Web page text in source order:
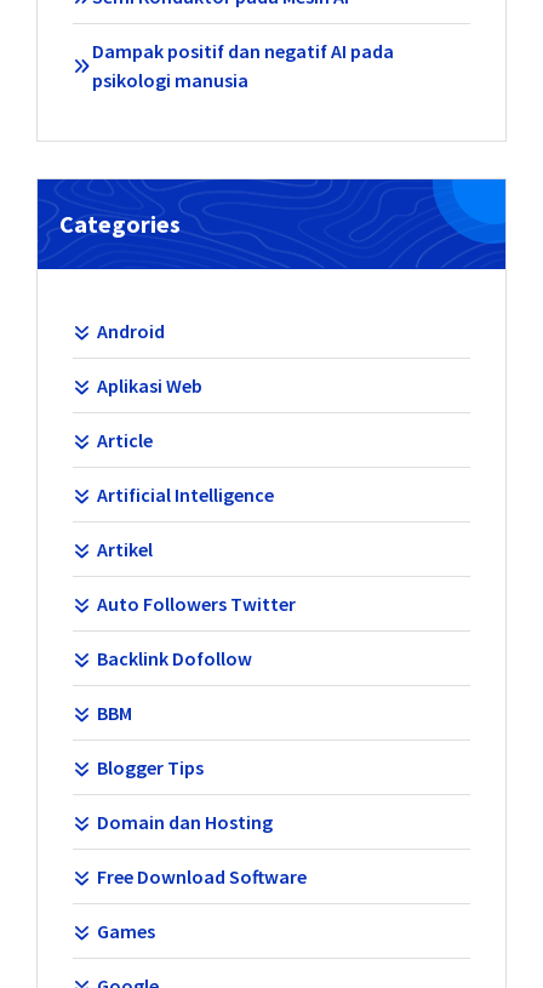
Dampak positif dan negatif AI pada
psikologi manusia
Categories
Android
Aplikasi Web
Article
Artificial Intelligence
Artikel
Auto Followers Twitter
Backlink Dofollow
BBM
Blogger Tips
Domain dan Hosting
Free Download Software
Games